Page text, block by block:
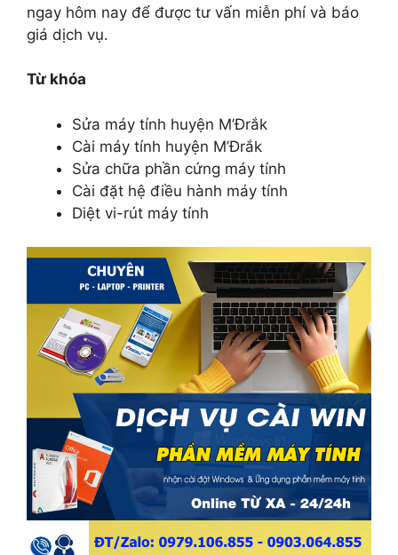
ngay hôm nay để được tư vấn miễn phí và báo
giá dịch vụ.
Từ khóa
Sửa máy tính huyện M’Đrắk
Cài máy tính huyện M’Đrắk
Sửa chữa phần cứng máy tính
Cài đặt hệ điều hành máy tính
Diệt vi-rút máy tính